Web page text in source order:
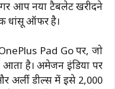
आप नया टैबलेट खरीदने
धांसू ऑफर है।
Pad Go पर, जो
है। अमेजन इंडिया पर
अर्ली डील्स में इसे 2,000